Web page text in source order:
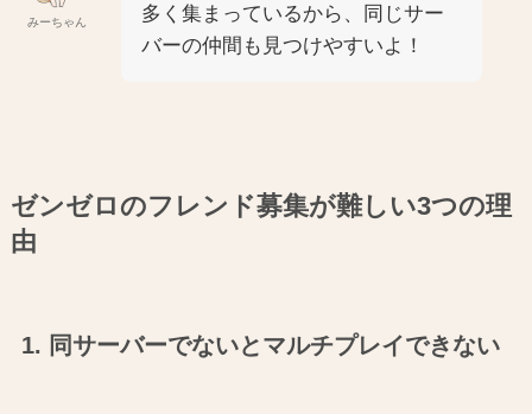
みーちゃん
多く集まっているから、同じサー
バーの仲間も見つけやすいよ！
ゼンゼロのフレンド募集が難しい3つの理
由
1. 同サーバーでないとマルチプレイできない